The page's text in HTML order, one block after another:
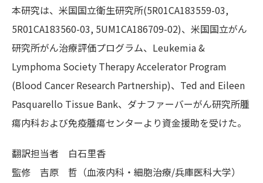
本研究は、米国国立衛生研究所(5R01CA183559-03,
5R01CA183560-03, 5UM1CA186709-02)、米国国立がん
研究所がん治療評価プログラム、Leukemia &
Lymphoma Society Therapy Accelerator Program
(Blood Cancer Research Partnership)、Ted and Eileen
Pasquarello Tissue Bank、ダナファーバーがん研究所腫
瘍内科および免疫腫瘍センターより資金援助を受けた。
翻訳担当者 白石里香
監修 吉原 哲（血液内科・細胞治療/兵庫医科大学）